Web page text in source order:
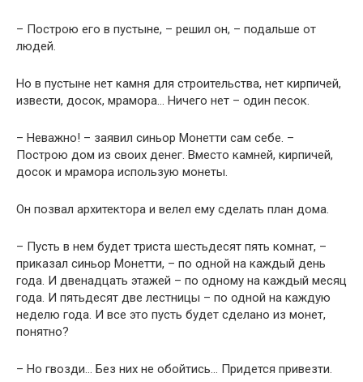
– Построю его в пустыне, – решил он, – подальше от
людей.
Но в пустыне нет камня для строительства, нет кирпичей,
извести, досок, мрамора… Ничего нет – один песок.
– Неважно! – заявил синьор Монетти сам себе. –
Построю дом из своих денег. Вместо камней, кирпичей,
досок и мрамора использую монеты.
Он позвал архитектора и велел ему сделать план дома.
– Пусть в нем будет триста шестьдесят пять комнат, –
приказал синьор Монетти, – по одной на каждый день
года. И двенадцать этажей – по одному на каждый месяц
года. И пятьдесят две лестницы – по одной на каждую
неделю года. И все это пусть будет сделано из монет,
понятно?
– Но гвозди… Без них не обойтись… Придется привезти.